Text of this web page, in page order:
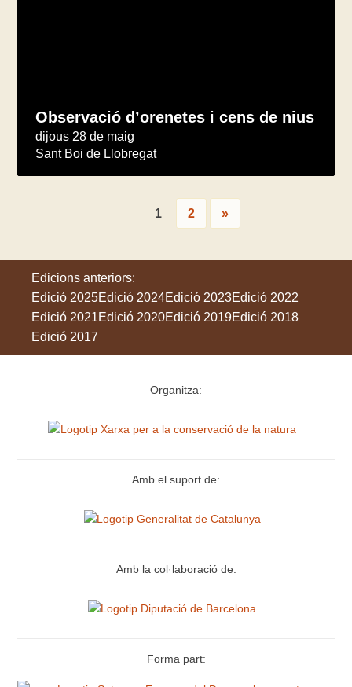
Observació d’orenetes i cens de nius
dijous 28 de maig
Sant Boi de Llobregat
1 2 »
Edicions anteriors:
Edició 2025Edició 2024Edició 2023Edició 2022
Edició 2021Edició 2020Edició 2019Edició 2018
Edició 2017
Organitza:
Amb el suport de:
Amb la col·laboració de:
Forma part: